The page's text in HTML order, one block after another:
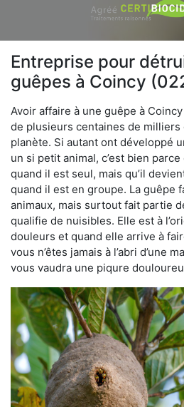
Entreprise pour
guêpes à Coincy
Avoir affaire à une guêpe à
de plusieurs centaines de
planète. Si autant ont développé
un si petit animal, c’est bien
quand il est seul, mais qu’il
quand il est en groupe. La guêpe
animaux, mais surtout fait partie
qualifie de nuisibles. Elle est à
douleurs et quand elle arrive à
vous n’êtes jamais à l’abri d’une
vous vaudra une piqure